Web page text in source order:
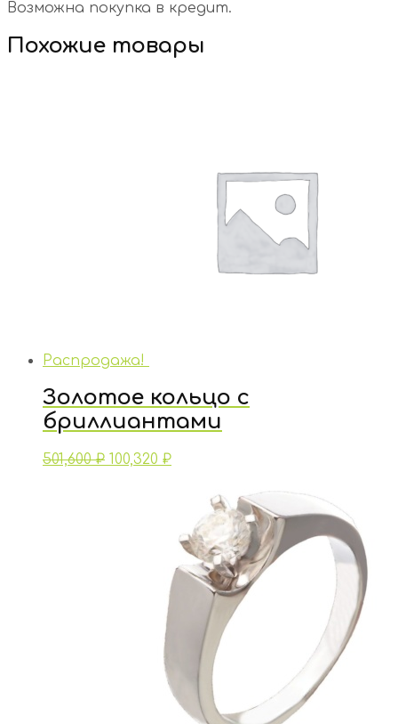
Возможна покупка в кредит.
Похожие товары
Распродажа!
Золотое кольцо с
бриллиантами
501,600₽ 100,320 ₽